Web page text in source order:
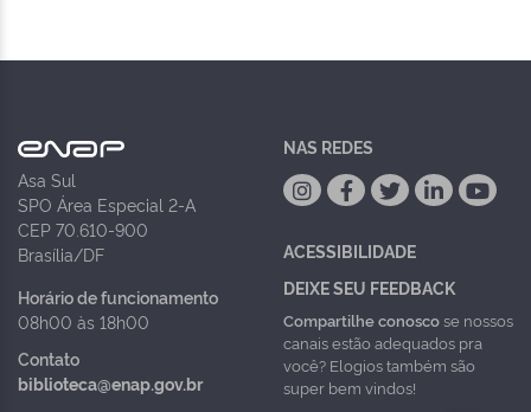
Asa Sul
SPO Área Especial 2-A
CEP 70.610-900
Brasília/DF
Horário de funcionamento
08h00 às 18h00
Contato
biblioteca@enap.gov.br
NAS REDES
ACESSIBILIDADE
DEIXE SEU FEEDBACK
Compartilhe conoscose nossos
canais estão adequados pra
você? Elogios também são
super bem vindos!